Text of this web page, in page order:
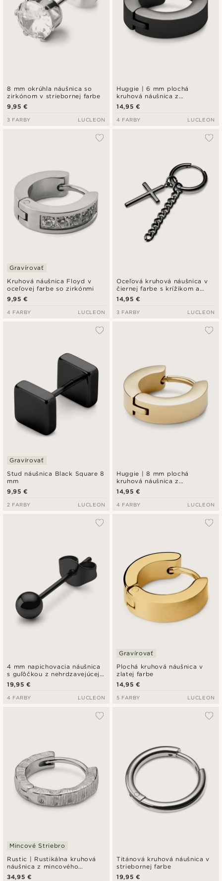
8 mm okrúhla náušnica so
zirkónom v striebornej farbe
9,95 €
3 FARBY LUCLEON
Huggie | 6 mm plochá
kruhová náušnica z
nehrdzavejúcej ocele v
čiernej farbe
14,95 €
4 FARBY LUCLEON
Kruhová náušnica Floyd v
oceľovej farbe so zirkónmi
Gravírovať
9,95 €
4 FARBY LUCLEON
Oceľová kruhová náušnica v
čiernej farbe s krížikom a
retiazkou
14,95 €
3 FARBY LUCLEON
Stud náušnica Black Square 8
mm
Gravírovať
9,95 €
2 FARBY LUCLEON
Huggie | 8 mm plochá
kruhová náušnica z
nehrdzavejúcej ocele v zlatej
farbe
14,95 €
4 FARBY LUCLEON
4 mm napichovacia náušnica
s guľôčkou z nehrdzavejúcej
ocele v čiernej farbe
19,95 €
4 FARBY LUCLEON
Plochá kruhová náušnica v
zlatej farbe
Gravírovať
14,95 €
5 FARBY LUCLEON
Rustic | Rustikálna kruhová
náušnica z mincového
striebra 925
Mincové Striebro
34,95 €
Titánová kruhová náušnica v
striebornej farbe
19,95 €